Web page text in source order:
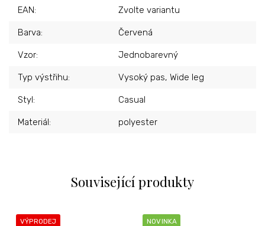
Související produkty
VÝPRODEJ NOVINKA
EAN: Zvolte variantu
Barva: Červená
Vzor: Jednobarevný
Typ výstřihu: Vysoký pas, Wide leg
Styl: Casual
Materiál: polyester